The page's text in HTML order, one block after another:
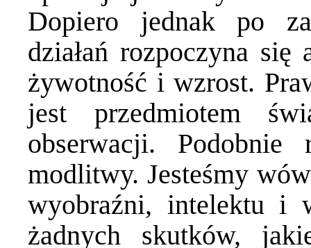
Dopiero jednak po
działań rozpoczyna się
żywotność i wzrost.
jest przedmiotem
obserwacji.
modlitwy. Jesteśmy
wyobraźni, intelektu i
żadnych skutków,